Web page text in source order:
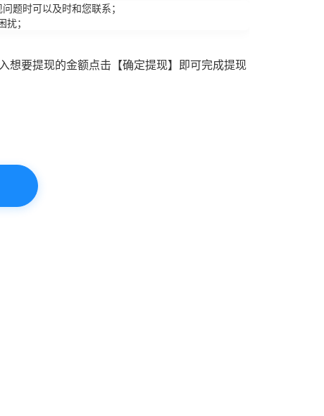
题时可以及时和您联系；
；
想要提现的金额点击【确定提现】即可完成提现